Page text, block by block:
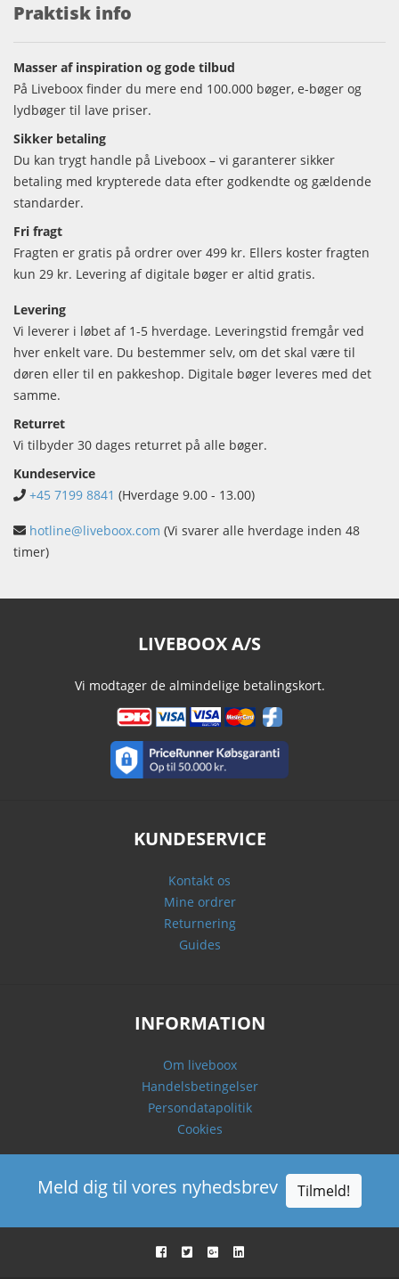
Praktisk info
Masser af inspiration og gode tilbud
På Liveboox finder du mere end 100.000 bøger, e-bøger og
lydbøger til lave priser.
Sikker betaling
Du kan trygt handle på Liveboox – vi garanterer sikker
betaling med krypterede data efter godkendte og gældende
standarder.
Fri fragt
Fragten er gratis på ordrer over 499 kr. Ellers koster fragten
kun 29 kr. Levering af digitale bøger er altid gratis.
Levering
Vi leverer i løbet af 1-5 hverdage. Leveringstid fremgår ved
hver enkelt vare. Du bestemmer selv, om det skal være til
døren eller til en pakkeshop. Digitale bøger leveres med det
samme.
Returret
Vi tilbyder 30 dages returret på alle bøger.
Kundeservice
+45 7199 8841 (Hverdage 9.00 - 13.00)
hotline@liveboox.com (Vi svarer alle hverdage inden 48
timer)
LIVEBOOX A/S
Vi modtager de almindelige betalingskort.
KUNDESERVICE
Kontakt os
Mine ordrer
Returnering
Guides
INFORMATION
Om liveboox
Handelsbetingelser
Persondatapolitik
Cookies
Meld dig til vores nyhedsbrev Tilmeld!